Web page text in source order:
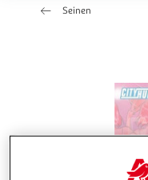
Aller
Seinen